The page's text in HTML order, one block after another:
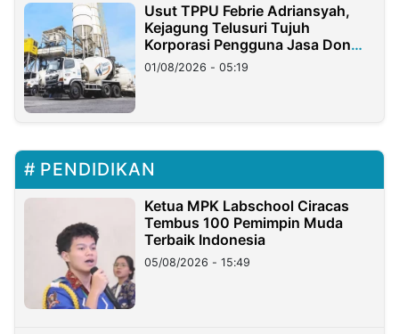
Usut TPPU Febrie Adriansyah,
Kejagung Telusuri Tujuh
Korporasi Pengguna Jasa Don
Ritto
01/08/2026 - 05:19
PENDIDIKAN
Ketua MPK Labschool Ciracas
Tembus 100 Pemimpin Muda
Terbaik Indonesia
05/08/2026 - 15:49